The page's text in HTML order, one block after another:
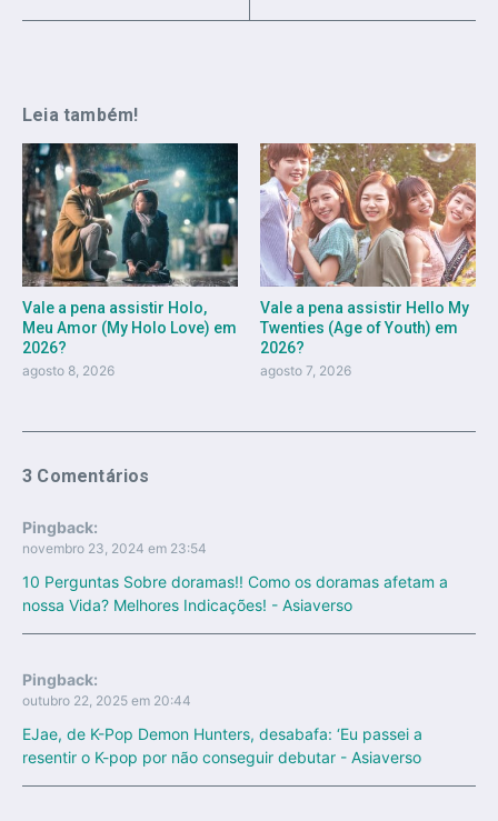
Leia também!
Vale a pena assistir Holo,
Meu Amor (My Holo Love) em
2026?
agosto 8, 2026
Vale a pena assistir Hello My
Twenties (Age of Youth) em
2026?
agosto 7, 2026
3 Comentários
Pingback:
novembro 23, 2024 em 23:54
10 Perguntas Sobre doramas!! Como os doramas afetam a
nossa Vida? Melhores Indicações! - Asiaverso
Pingback:
outubro 22, 2025 em 20:44
EJae, de K-Pop Demon Hunters, desabafa: ‘Eu passei a
resentir o K-pop por não conseguir debutar - Asiaverso